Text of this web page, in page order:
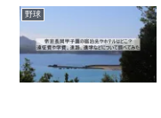
野球